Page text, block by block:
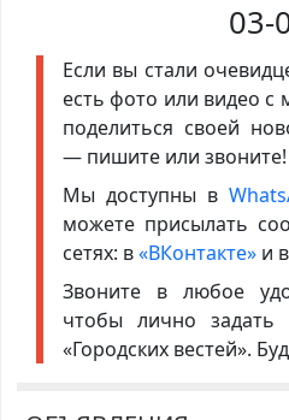
03-
Если вы стали
есть фото или видео с
поделиться своей
— пишите или звоните!
Мы доступны в
можете присылать
сетях: в«ВКонтакте»и в
Звоните в любое
чтобы лично задать
«Городских вестей».